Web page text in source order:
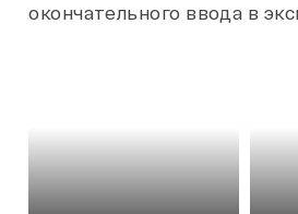
окончательного ввода в